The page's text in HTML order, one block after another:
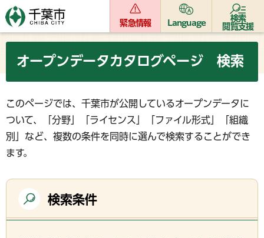
緊急情報 Language
検索
閲覧支援
オープンデータカタログページ 検索
このページでは、千葉市が公開しているオープンデータに
ついて、「分野」「ライセンス」「ファイル形式」「組織
別」など、複数の条件を同時に選んで検索することができ
ます。
検索条件